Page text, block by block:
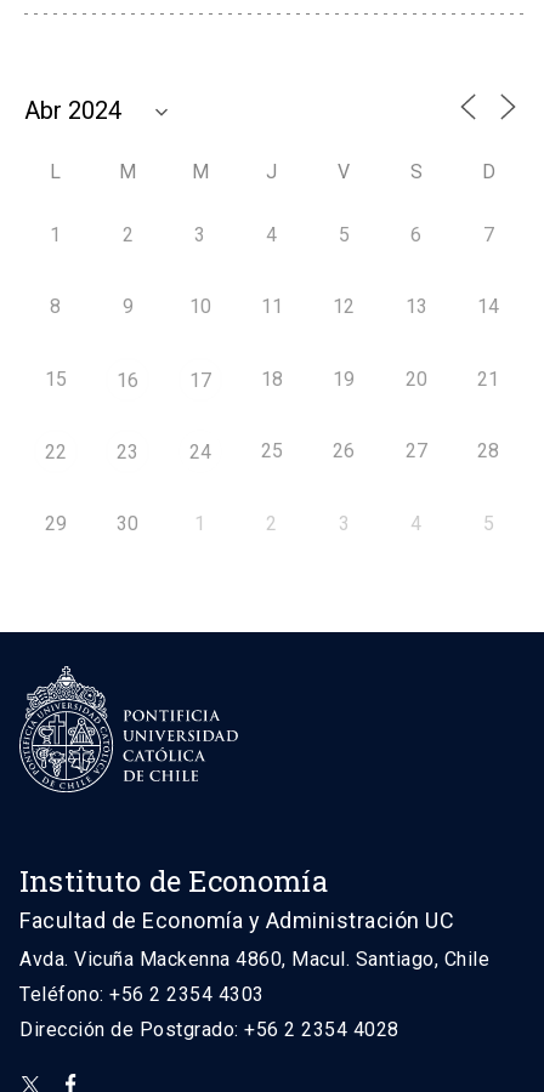
L M M J V S D
1 2 3 4 5 6 7
8 9 10 11 12 13 14
15 16 17 18 19 20 21
22 23 24 25 26 27 28
29 30 1 2 3 4 5
Instituto de Economía
Facultad de Economía y Administración UC
Avda. Vicuña Mackenna 4860, Macul. Santiago, Chile
Teléfono: +56 2 2354 4303
Dirección de Postgrado: +56 2 2354 4028